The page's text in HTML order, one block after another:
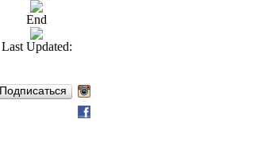
End
Last Updated:
Подписаться